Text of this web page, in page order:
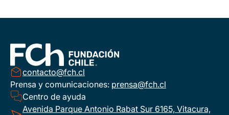
contacto@fch.cl
Prensa y comunicaciones: prensa@fch.cl
Centro de ayuda
Avenida Parque Antonio Rabat Sur 6165, Vitacura,